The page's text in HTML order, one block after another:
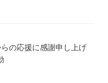
の応援に感謝申し上げ